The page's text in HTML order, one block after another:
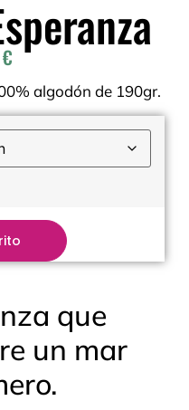
€
algodón de 190gr.
que
un mar